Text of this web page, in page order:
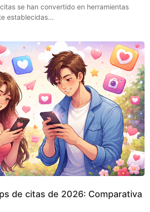
se han convertido en herramientas
establecidas...
de citas de 2026: Comparativa